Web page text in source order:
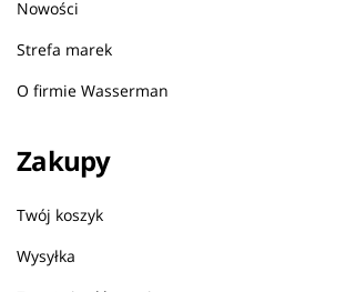
Nowości
Strefa marek
O firmie Wasserman
Zakupy
Twój koszyk
Wysyłka